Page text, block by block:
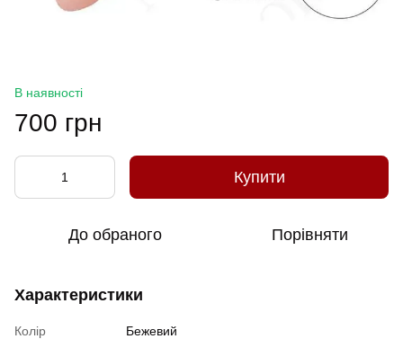
В наявності
700 грн
Купити
До обраного Порівняти
Характеристики
Колір
Бежевий